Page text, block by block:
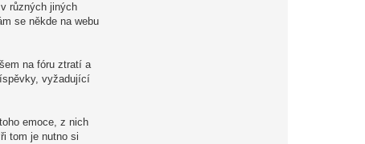
různých jiných
se někde na webu
na fóru ztratí a
vyžadující
emoce, z nich
tom je nutno si